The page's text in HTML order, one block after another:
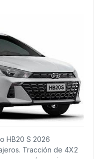
HB20 S 2026
Tracción de 4X2